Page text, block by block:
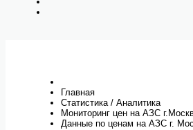
Главная
Статистика / Аналитика
Мониторинг цен на АЗС
Данные по ценам на АЗС г.